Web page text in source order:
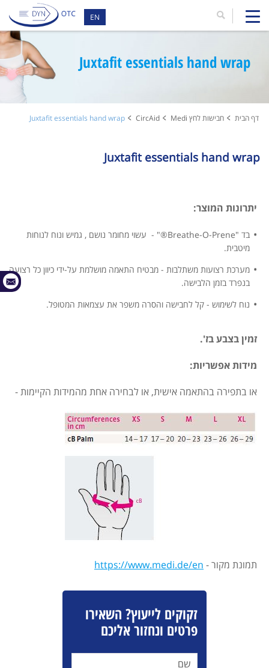
EN
Juxtafit essentials hand wrap
דף הבית חבישות לחץ Medi CircAid
Juxtafit essentials hand wrap
Juxtafit essentials hand wrap
יתרונות המוצר:
בד "Breathe-O-Prene®" - עשוי מחומר נושם , גמיש ונוח לנוחות
מיטבית.
מערכת רצועות משתלבות - מבטיח התאמה מושלמת על-ידי כיוון כל רצועה
בנפרד בזמן הלבישה.
נוח לשימוש - קל לחבישה והסרה משפר את עצמאות המטופל.
זמין בצבע בז'.
מידות אפשריות:
או בתפירה בהתאמה אישית, או לבחירה אחת מהמידות הקיימות -
תמונת מקור - https://www.medi.de/en
זקוקים לייעוץ? השאירו
פרטים ונחזור אליכם